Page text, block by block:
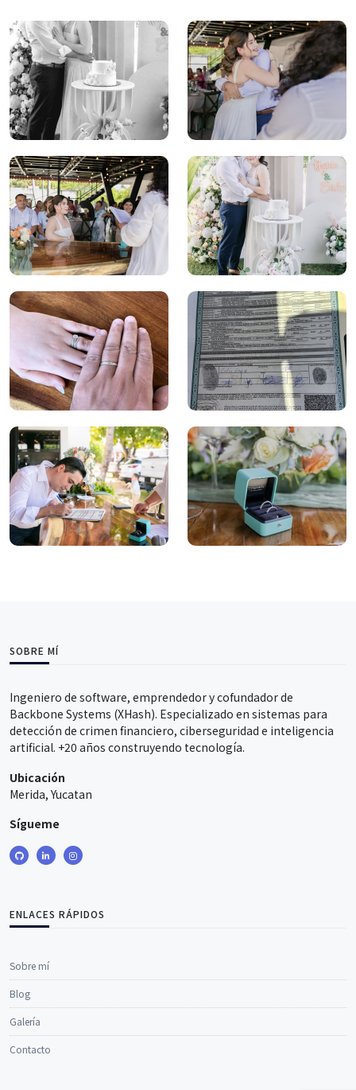
SOBRE MÍ
Ingeniero de software, emprendedor y cofundador de
Backbone Systems (XHash). Especializado en sistemas para
detección de crimen financiero, ciberseguridad e inteligencia
artificial. +20 años construyendo tecnología.
Ubicación
Merida, Yucatan
Sígueme
ENLACES RÁPIDOS
Sobre mí
Blog
Galería
Contacto